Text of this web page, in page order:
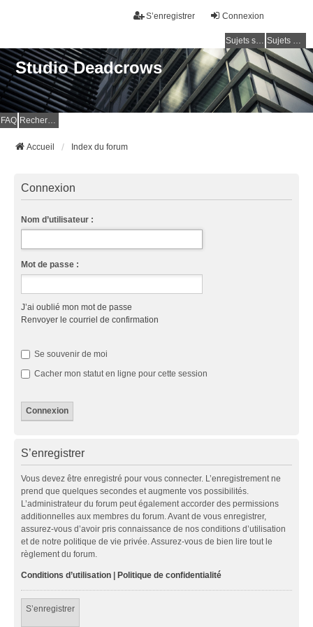
Connexion
S’enregistrer
Sujets sans réponse Sujets actifs
Studio Deadcrows
FAQ Rechercher
Accueil Index du forum
Connexion
Nom d’utilisateur :
Mot de passe :
J’ai oublié mon mot de passe
Renvoyer le courriel de confirmation
Se souvenir de moi
Cacher mon statut en ligne pour cette session
S’enregistrer
Vous devez être enregistré pour vous connecter. L’enregistrement ne
prend que quelques secondes et augmente vos possibilités.
L’administrateur du forum peut également accorder des permissions
additionnelles aux membres du forum. Avant de vous enregistrer,
assurez-vous d’avoir pris connaissance de nos conditions d’utilisation
et de notre politique de vie privée. Assurez-vous de bien lire tout le
règlement du forum.
Conditions d’utilisation | Politique de confidentialité
S’enregistrer